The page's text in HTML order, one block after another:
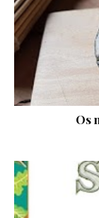
Os